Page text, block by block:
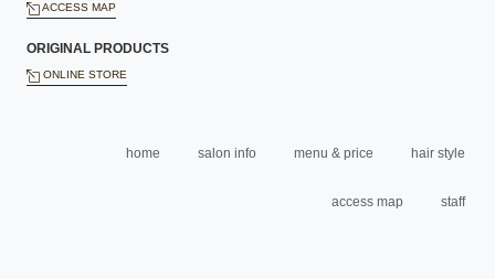
ACCESS MAP
ORIGINAL PRODUCTS
ONLINE STORE
home salon info menu & price hair style
access map staff